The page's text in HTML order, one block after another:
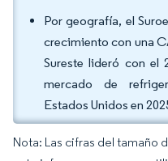
Por geografía, el
crecimiento con una
Sureste lideró con el
mercado de
Estados Unidos en
Nota: Las cifras del tamaño